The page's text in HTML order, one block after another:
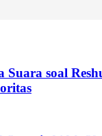
Suara soal